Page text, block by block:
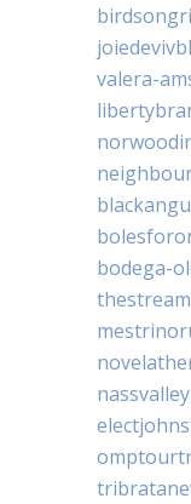
valera-
bodega-